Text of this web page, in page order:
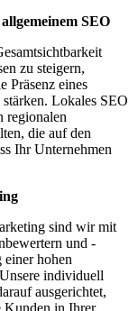
SEO
zu steigern,
Präsenz eines
Lokales SEO
regionalen
die auf den
Ihr Unternehmen
sind wir mit
und -
einer hohen
individuell
ausgerichtet,